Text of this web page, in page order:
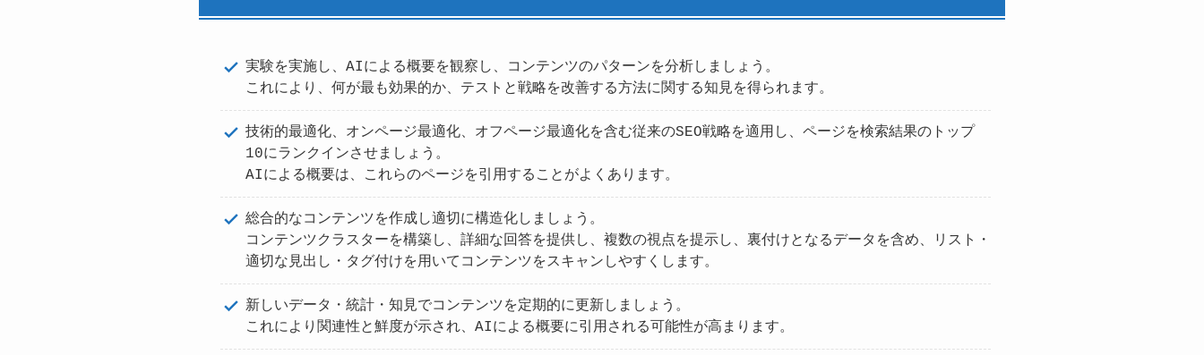
実験を実施し、AIによる概要を観察し、コンテンツのパターンを分析しましょう。
これにより、何が最も効果的か、テストと戦略を改善する方法に関する知見を得られます。
技術的最適化、オンページ最適化、オフページ最適化を含む従来のSEO戦略を適用し、ページを検索結果のトップ
10にランクインさせましょう。
AIによる概要は、これらのページを引用することがよくあります。
総合的なコンテンツを作成し適切に構造化しましょう。
コンテンツクラスターを構築し、詳細な回答を提供し、複数の視点を提示し、裏付けとなるデータを含め、リスト・
適切な見出し・タグ付けを用いてコンテンツをスキャンしやすくします。
新しいデータ・統計・知見でコンテンツを定期的に更新しましょう。
これにより関連性と鮮度が示され、AIによる概要に引用される可能性が高まります。